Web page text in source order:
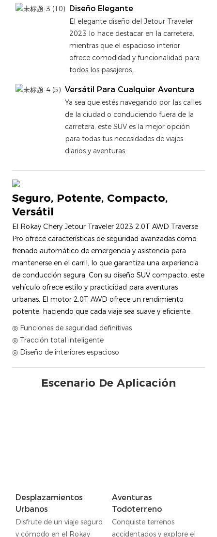
Diseño Elegante
El elegante diseño del Jetour Traveler
2023 lo hace destacar en la carretera,
mientras que el espacioso interior
ofrece comodidad y funcionalidad para
todos los pasajeros.
Versátil Para Cualquier Aventura
Ya sea que estés navegando por las calles
de la ciudad o conduciendo fuera de la
carretera, este SUV es la mejor opción
para todas tus necesidades de viajes
diarios y aventuras.
Seguro, Potente, Compacto,
Versátil
El Rokay Chery Jetour Traveler 2023 2.0T AWD Traverse
Pro ofrece características de seguridad avanzadas como
frenado automático de emergencia y asistencia para
mantenerse en el carril, lo que garantiza una experiencia
de conducción segura. Con su diseño SUV compacto, este
vehículo ofrece estilo y practicidad para aventuras
urbanas. El motor 2.0T AWD ofrece un rendimiento
potente, haciendo que cada viaje sea suave y eficiente.
◎ Funciones de seguridad definitivas
◎ Tracción total inteligente
◎ Diseño de interiores espacioso
Escenario De Aplicación
Desplazamientos
Urbanos
Disfrute de un viaje seguro
y cómodo en el Rokay
Aventuras
Todoterreno
Conquiste terrenos
accidentados y explore el